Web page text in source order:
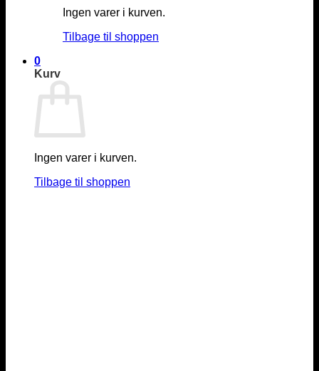
Ingen varer i kurven.
Tilbage til shoppen
0
Kurv
Ingen varer i kurven.
Tilbage til shoppen